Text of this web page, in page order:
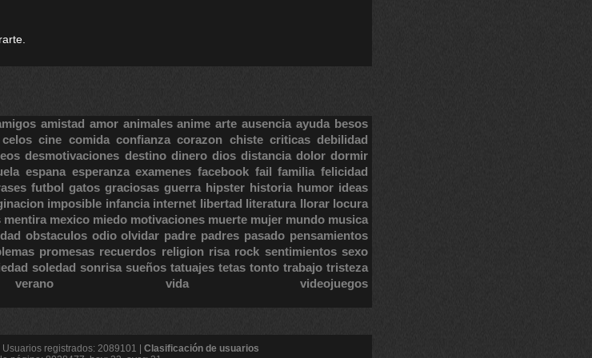
amistad amor animales anime arte ausencia ayuda besos
celos cine comida confianza corazon chiste criticas debilidad
desmotivaciones destino dinero dios distancia dolor dormir
espana esperanza examenes facebook fail familia felicidad
futbol gatos graciosas guerra hipster historia humor ideas
imposible infancia internet libertad literatura llorar locura
mentira mexico miedo motivaciones muerte mujer mundo musica
obstaculos odio olvidar padre padres pasado pensamientos
promesas recuerdos religion risa rock sentimientos sexo
soledad sonrisa sueños tatuajes tetas tonto trabajo tristeza
verano vida videojuegos
registrados: 2089101 | Clasificación de usuarios